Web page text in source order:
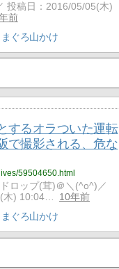
投稿日：2016/05/05(木)
前
まぐろ山かけ
するオラついた運転
で撮影される、危な
59504650.html
ロップ(茸)＠＼(^o^)／
木) 10:04…
10年前
まぐろ山かけ